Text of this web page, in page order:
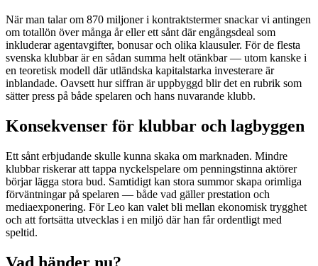
När man talar om 870 miljoner i kontraktstermer snackar vi antingen
om totallön över många år eller ett sånt där engångsdeal som
inkluderar agentavgifter, bonusar och olika klausuler. För de flesta
svenska klubbar är en sådan summa helt otänkbar — utom kanske i
en teoretisk modell där utländska kapitalstarka investerare är
inblandade. Oavsett hur siffran är uppbyggd blir det en rubrik som
sätter press på både spelaren och hans nuvarande klubb.
Konsekvenser för klubbar och lagbyggen
Ett sånt erbjudande skulle kunna skaka om marknaden. Mindre
klubbar riskerar att tappa nyckelspelare om penningstinna aktörer
börjar lägga stora bud. Samtidigt kan stora summor skapa orimliga
förväntningar på spelaren — både vad gäller prestation och
mediaexponering. För Leo kan valet bli mellan ekonomisk trygghet
och att fortsätta utvecklas i en miljö där han får ordentligt med
speltid.